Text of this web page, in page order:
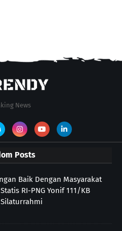
News
Posts
Baik Dengan Masyarakat
RI-PNG Yonif 111/KB